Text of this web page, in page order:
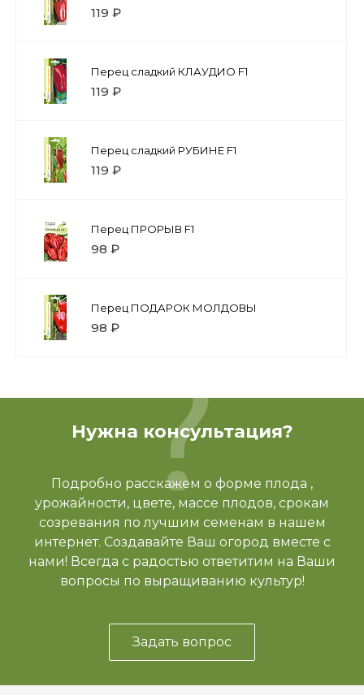
119 ₽
Перец сладкий КЛАУДИО F1
119 ₽
Перец сладкий РУБИНЕ F1
119 ₽
Перец ПРОРЫВ F1
98 ₽
Перец ПОДАРОК МОЛДОВЫ
98 ₽
Нужна консультация?
Подробно расскажем о форме плода ,
урожайности, цвете, массе плодов, срокам
созревания по лучшим семенам в нашем
интернет. Создавайте Ваш огород вместе с
нами! Всегда с радостью ответитим на Ваши
вопросы по выращиванию культур!
Задать вопрос